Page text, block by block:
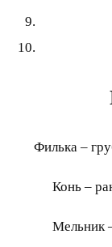
Филька –
Конь –
Мельник